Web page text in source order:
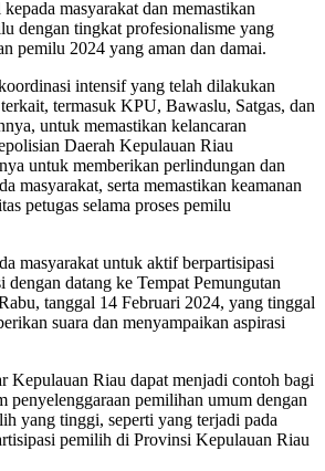
masyarakat dan memastikan
dengan tingkat profesionalisme yang
pemilu 2024 yang aman dan damai.
intensif yang telah dilakukan
termasuk KPU, Bawaslu, Satgas, dan
untuk memastikan kelancaran
Daerah Kepulauan Riau
untuk memberikan perlindungan dan
masyarakat, serta memastikan keamanan
petugas selama proses pemilu
masyarakat untuk aktif berpartisipasi
dengan datang ke Tempat Pemungutan
tanggal 14 Februari 2024, yang tinggal
suara dan menyampaikan aspirasi
Kepulauan Riau dapat menjadi contoh bagi
penyelenggaraan pemilihan umum dengan
yang tinggi, seperti yang terjadi pada
pemilih di Provinsi Kepulauan Riau